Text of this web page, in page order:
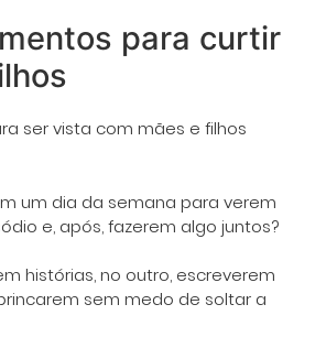
para curtir
ser vista com mães e filhos
um dia da semana para verem
e, após, fazerem algo juntos?
histórias, no outro, escreverem
sem medo de soltar a